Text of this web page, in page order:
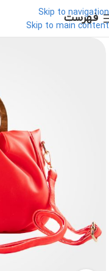
Skip to navigation
Skip to main content
فهرست